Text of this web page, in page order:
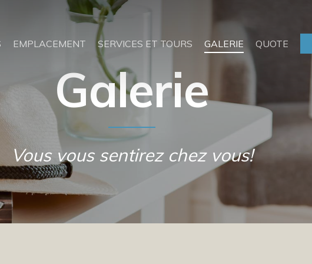
EMPLACEMENT SERVICES ET TOURS GALERIE QUOTE
Galerie
Vous vous sentirez chez vous!